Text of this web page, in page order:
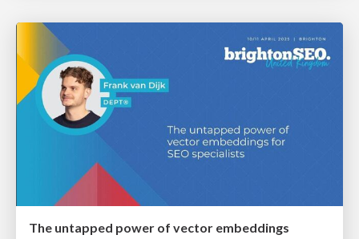
The untapped power of vector embeddings